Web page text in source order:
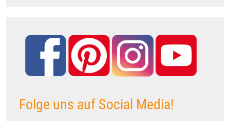
Folge uns auf Social Media!